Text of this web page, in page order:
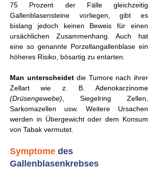
75 Prozent der Fälle gleichzeitig
Gallenblasensteine vorliegen, gibt es
bislang jedoch keinen Beweis für einen
ursächlichen Zusammenhang. Auch hat
eine so genannte Porzellangallenblase ein
höheres Risiko, bösartig zu entarten.
Man unterscheidetdie Tumore nach ihrer
Zellart wie z. B. Adenokarzinome
(Drüsengewebe) , Siegelring Zellen,
Sarkomazellen usw. Weitere Ursachen
werden in Übergewicht oder dem Konsum
von Tabak vermutet.
Symptome des
Gallenblasenkrebses